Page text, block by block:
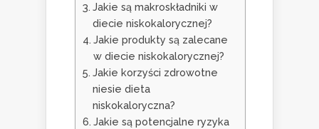
Jakie są makroskładniki w
diecie niskokalorycznej?
Jakie produkty są zalecane
w diecie niskokalorycznej?
Jakie korzyści zdrowotne
niesie dieta
niskokaloryczna?
Jakie są potencjalne ryzyka